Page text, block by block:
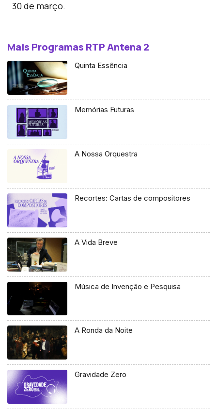
30 de março.
Mais Programas RTP Antena 2
Quinta Essência
Memórias Futuras
A Nossa Orquestra
Recortes: Cartas de compositores
A Vida Breve
Música de Invenção e Pesquisa
A Ronda da Noite
Gravidade Zero